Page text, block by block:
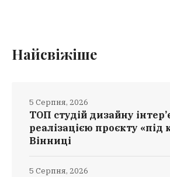
Найсвіжіше
ТОП студій дизайну
реалізацією проєкту «під
Вінниці
5 Серпня, 2026
5 Серпня, 2026